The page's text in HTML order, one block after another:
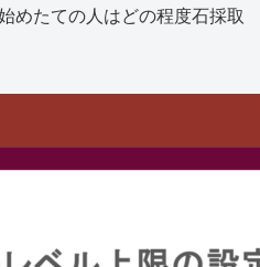
めたての人はどの程度石採取